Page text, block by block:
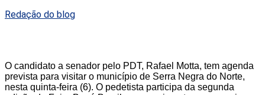
Redação do blog
O candidato a senador pelo PDT, Rafael Motta, tem agenda
prevista para visitar o município de Serra Negra do Norte,
nesta quinta-feira (6). O pedetista participa da segunda